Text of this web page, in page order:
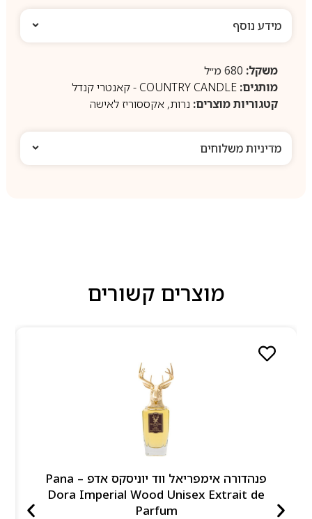
מידע נוסף
משקל:680 מ״ל
מותגים: COUNTRY CANDLE - קאנטרי קנדל
קטגוריות מוצרים: נרות, אקססוריז לאישה
מדיניות משלוחים
מוצרים קשורים
פנהדורה אימפריאל ווד יוניסקס אדפ – Pana
Dora Imperial Wood Unisex Extrait de
Parfum